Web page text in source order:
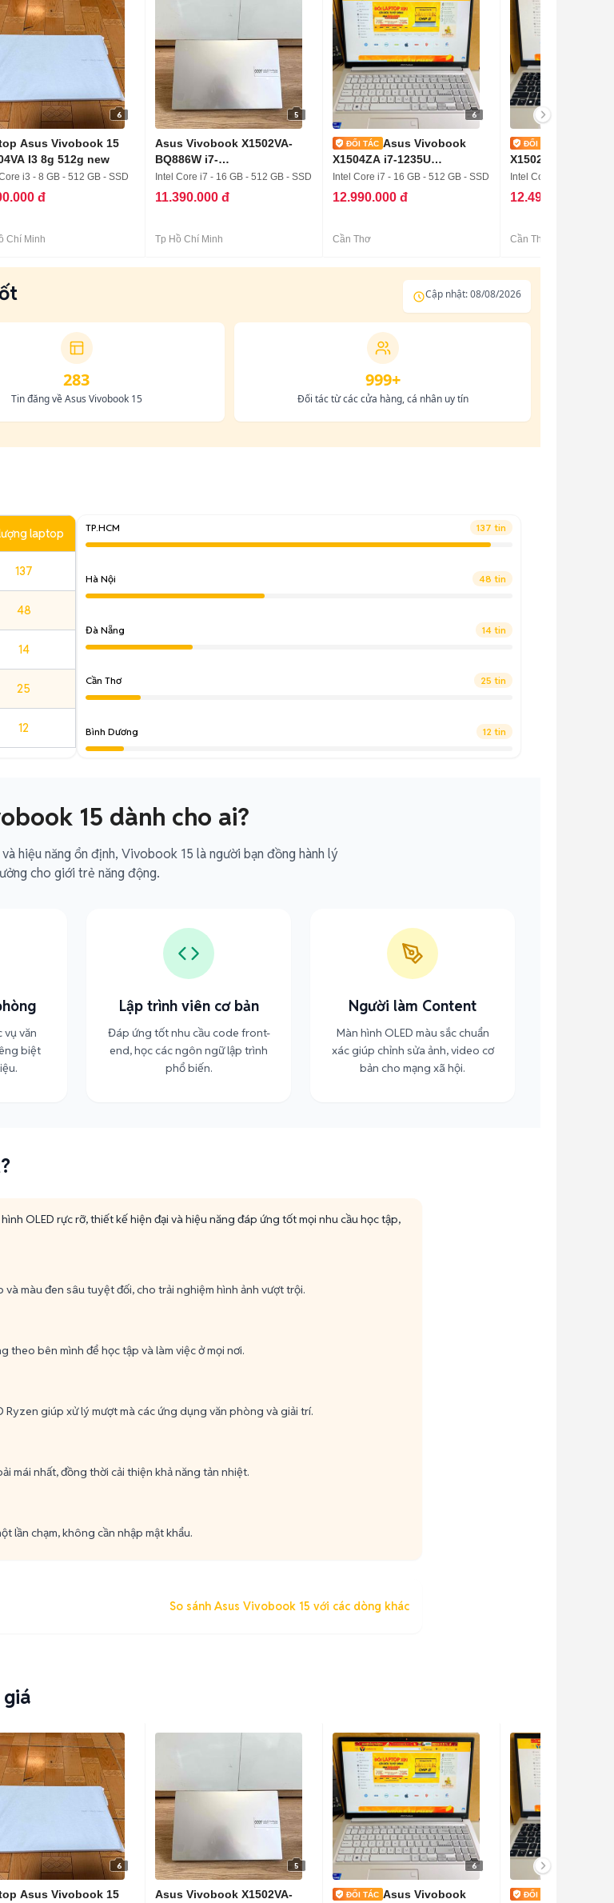
6
Asus Vivobook 15
I3 8g 512g new
i3 - 8 GB - 512 GB - SSD
đ
Chí Minh
5
Asus Vivobook X1502VA-
BQ886W i7-
13620H/16/512GB
Intel Core i7 - 16 GB - 512 GB - SSD
11.390.000 đ
Tp Hồ Chí Minh
6
Asus Vivobook
X1504ZA i7-1235U
16GB/512GB Win 11
Intel Core i7 - 16 GB - 512 GB - SSD
12.990.000 đ
Cần Thơ
X1502VA i5-13420H
16G/512GB Win11
Intel Core i5 - 16 GB -
12.490.000 đ
Cần Thơ
Cập nhật: 08/08/2026
283
Tin đăng về Asus Vivobook 15
999+
Đối tác từ các cửa hàng, cá nhân uy tín
laptop
137
48
14
25
12
TP.HCM 137 tin
Hà Nội 48 tin
Đà Nẵng 14 tin
Cần Thơ 25 tin
Bình Dương 12 tin
15 dành cho ai?
hiệu năng ổn định, Vivobook 15 là người bạn đồng hành lý
cho giới trẻ năng động.
vụ văn
biệt
Lập trình viên cơ bản
Đáp ứng tốt nhu cầu code front-
end, học các ngôn ngữ lập trình
phổ biến.
Người làm Content
Màn hình OLED màu sắc chuẩn
xác giúp chỉnh sửa ảnh, video cơ
bản cho mạng xã hội.
OLED rực rỡ, thiết kế hiện đại và hiệu năng đáp ứng tốt mọi nhu cầu học tập,
màu đen sâu tuyệt đối, cho trải nghiệm hình ảnh vượt trội.
theo bên mình để học tập và làm việc ở mọi nơi.
Ryzen giúp xử lý mượt mà các ứng dụng văn phòng và giải trí.
mái nhất, đồng thời cải thiện khả năng tản nhiệt.
lần chạm, không cần nhập mật khẩu.
So sánh Asus Vivobook 15 với các dòng khác
6
Asus Vivobook 15
5
Asus Vivobook X1502VA-
6
Asus Vivobook